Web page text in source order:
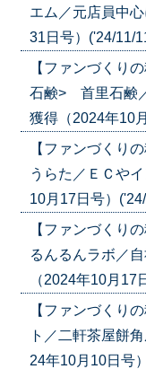
エム／元店員中
31日号）('24/11/
【ファンづくり
石鹸> 首里石鹸
獲得（2024年10
【ファンづくり
うらた／ＥＣや
10月17日号）
【ファンづくり
るんるんラボ／
（2024年10月17
【ファンづくり
ト／二軒茶屋餅
24年10月10日号